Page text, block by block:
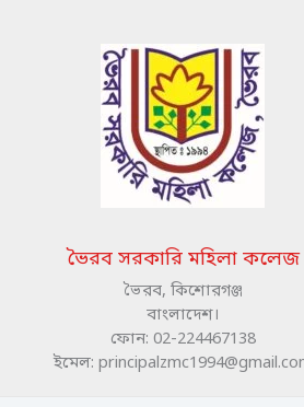
ভৈরব সরকারি মহিলা কলেজ
ভৈরব, কিশোরগঞ্জ
বাংলাদেশ।
ফোন: 02-224467138
ইমেল: